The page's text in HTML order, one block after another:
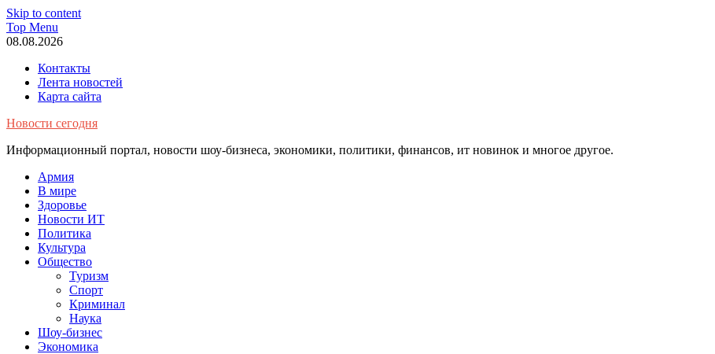
Skip to content
Top Menu
08.08.2026
Контакты
Лента новостей
Карта сайта
Новости сегодня
Информационный портал, новости шоу-бизнеса, экономики, политики, финансов, ит новинок и многое другое.
Армия
В мире
Здоровье
Новости ИТ
Политика
Культура
Общество
Туризм
Спорт
Криминал
Наука
Шоу-бизнес
Экономика